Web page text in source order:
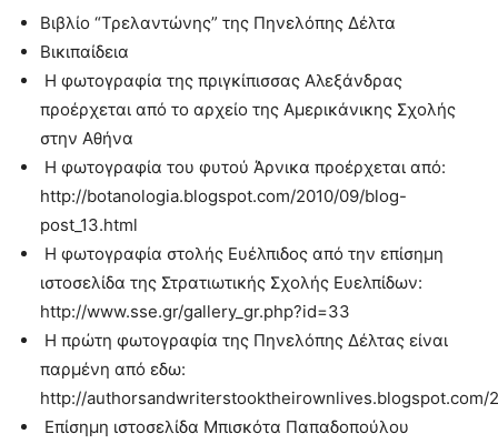
Βιβλίο “Τρελαντώνης” της Πηνελόπης Δέλτα
Βικιπαίδεια
Η φωτογραφία της πριγκίπισσας Αλεξάνδρας
προέρχεται από το αρχείο της Αμερικάνικης Σχολής
στην Αθήνα
Η φωτογραφία του φυτού Άρνικα προέρχεται από:
http://botanologia.blogspot.com/2010/09/blog-
post_13.html
Η φωτογραφία στολής Ευέλπιδος από την επίσημη
ιστοσελίδα της Στρατιωτικής Σχολής Ευελπίδων:
http://www.sse.gr/gallery_gr.php?id=33
Η πρώτη φωτογραφία της Πηνελόπης Δέλτας είναι
παρμένη από εδω:
http://authorsandwriterstooktheirownlives.blogspot.com/
Επίσημη ιστοσελίδα Μπισκότα Παπαδοπούλου